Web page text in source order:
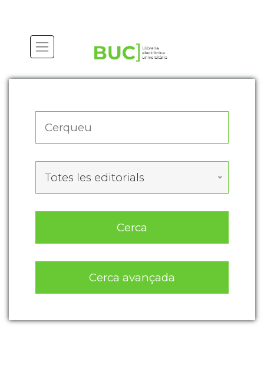
Totes les editorials
Cerca
Cerca avançada